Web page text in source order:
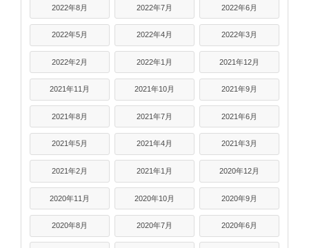
2022年8月 2022年7月 2022年6月
2022年5月 2022年4月 2022年3月
2022年2月 2022年1月 2021年12月
2021年11月 2021年10月 2021年9月
2021年8月 2021年7月 2021年6月
2021年5月 2021年4月 2021年3月
2021年2月 2021年1月 2020年12月
2020年11月 2020年10月 2020年9月
2020年8月 2020年7月 2020年6月